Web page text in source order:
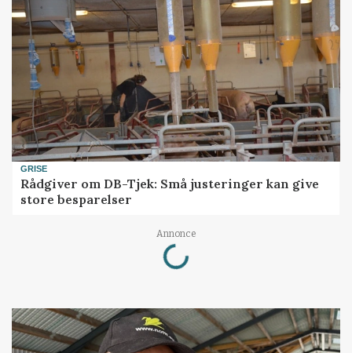
GRISE
Rådgiver om DB-Tjek: Små justeringer kan give
store besparelser
Annonce
Loading...